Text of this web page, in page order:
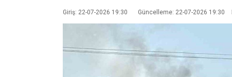
Giriş: 22-07-2026 19:30 Güncelleme: 22-07-2026 19:30